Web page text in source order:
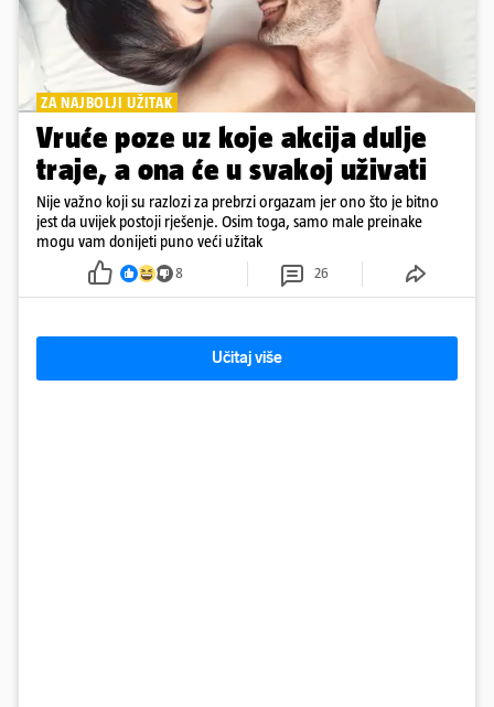
ZA NAJBOLJI UŽITAK
Vruće poze uz koje akcija dulje
traje, a ona će u svakoj uživati
Nije važno koji su razlozi za prebrzi orgazam jer ono što je bitno
jest da uvijek postoji rješenje. Osim toga, samo male preinake
mogu vam donijeti puno veći užitak
8 26
Učitaj više